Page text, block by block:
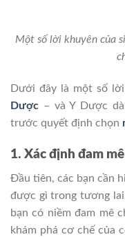
Một số lời khuyên của
Dưới đây là một số
Dược – và Y Dược
trước quyết định chọn
1. Xác định đam
Đầu tiên, các bạn cần
được gì trong tương
bạn có niềm đam mê
khám phá cơ chế của